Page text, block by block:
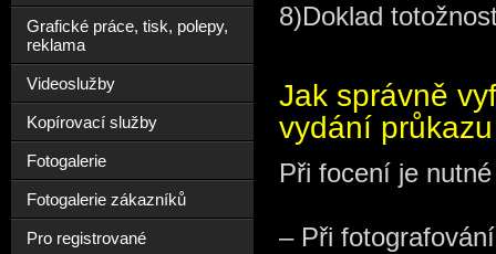
8)Doklad
Jak správně
vydání
Při focení je
– Při
Grafické práce, tisk, polepy,
reklama
Videoslužby
Kopírovací služby
Fotogalerie
Fotogalerie zákazníků
Pro registrované